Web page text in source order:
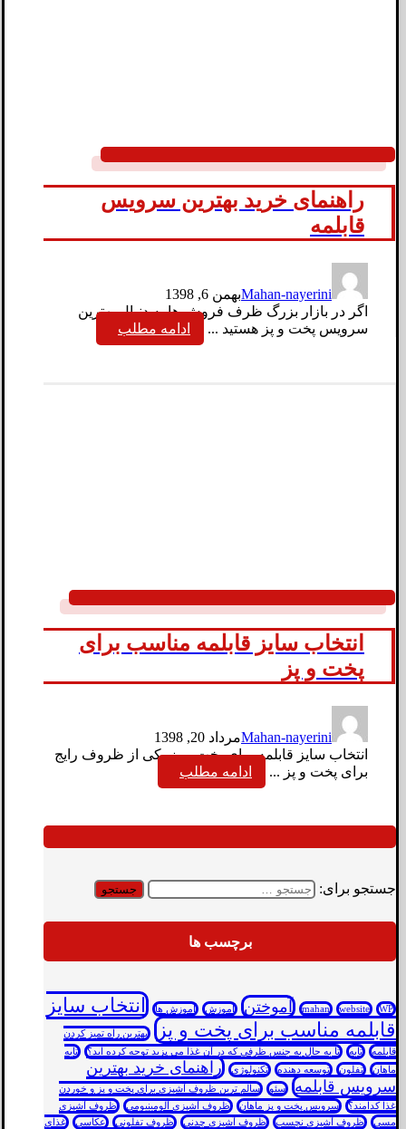
راهنمای خرید بهترین سرویس
قابلمه
Mahan-nayeriniبهمن 6, 1398
اگر در بازار بزرگ ظرف فروش ها به دنبال بهترین
سرویس پخت و پز هستید ...
ادامه مطلب
انتخاب سایز قابلمه مناسب برای
پخت و پز
Mahan-nayeriniمرداد 20, 1398
انتخاب سایز قابلمه برای پخت و پز یکی از ظروف رایج
برای پخت و پز ...
ادامه مطلب
جستجو برای:
برچسب ها
mahan website WP آموختن آموزش آموزش ها
انتخاب سایز
قابلمه مناسب برای پخت و پز
بهترین راه تمیز کردن
قابلمه
تابه تا به حال به جنس ظرفی که در آن غذا می پزید توجه کرده اید؟
تابه
ماهان
تفلون توسعه دهنده تکنولوژی
راهنمای خرید بهترین
سرویس قابلمه
سئو
سالم ترین ظروف آشپزی برای پخت و پز و خوردن
غذا کدامند؟
سرویس پخت و پز ماهان ظروف آشپزی آلومینیومی
ظروف آشپزی
مسی
ظروف آشپزی نچسب ظروف آشپزی چدنی ظروف تفلونی عکاسی غذای